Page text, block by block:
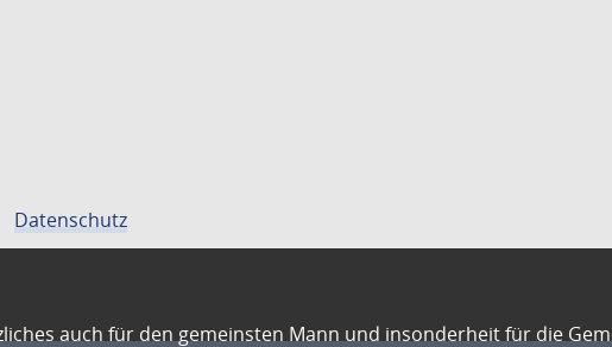
Datenschutz
auch für den gemeinsten Mann und insonderheit für die